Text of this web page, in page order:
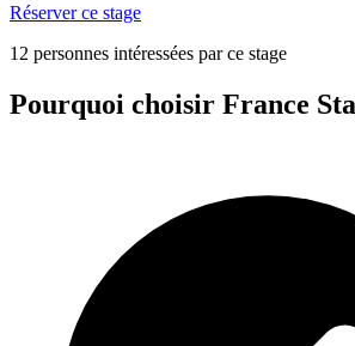
Réserver ce stage
12 personnes intéressées par ce stage
Pourquoi choisir France